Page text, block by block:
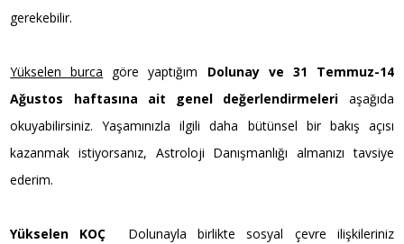
gerekebilir.
Yükselen burca göre yaptığım Dolunay ve 31 Temmuz-14
Ağustos haftasına ait genel değerlendirmeleri aşağıda
okuyabilirsiniz. Yaşamınızla ilgili daha bütünsel bir bakış açısı
kazanmak istiyorsanız, Astroloji Danışmanlığı almanızı tavsiye
ederim.
Yükselen KOÇ
Dolunayla birlikte sosyal çevre ilişkileriniz